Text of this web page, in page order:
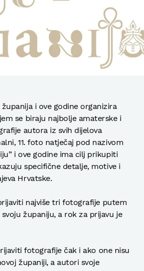
i ove godine organizira
se biraju najbolje amaterske i
autora iz svih dijelova
11. foto natječaj pod nazivom
i ove godine ima cilj prikupiti
specifične detalje, motive i
Hrvatske.
najviše tri fotografije putem
županiju, a rok za prijavu je
fotografije čak i ako one nisu
županiji, a autori svoje